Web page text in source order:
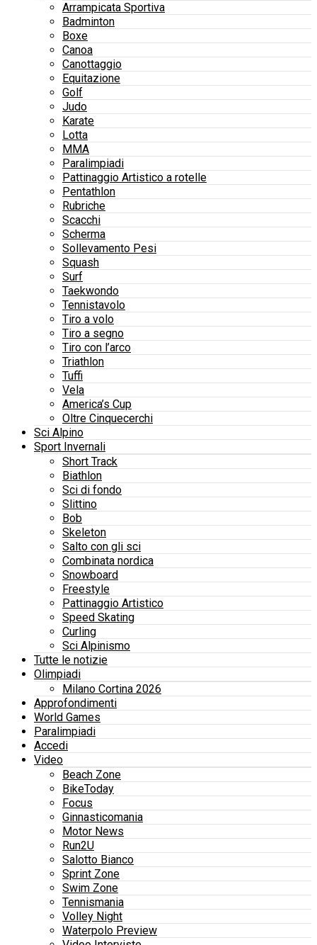
Arrampicata Sportiva
Badminton
Boxe
Canoa
Canottaggio
Equitazione
Golf
Judo
Karate
Lotta
MMA
Paralimpiadi
Pattinaggio Artistico a rotelle
Pentathlon
Rubriche
Scacchi
Scherma
Sollevamento Pesi
Squash
Surf
Taekwondo
Tennistavolo
Tiro a volo
Tiro a segno
Tiro con l’arco
Triathlon
Tuffi
Vela
America’s Cup
Oltre Cinquecerchi
Sci Alpino
Sport Invernali
Short Track
Biathlon
Sci di fondo
Slittino
Bob
Skeleton
Salto con gli sci
Combinata nordica
Snowboard
Freestyle
Pattinaggio Artistico
Speed Skating
Curling
Sci Alpinismo
Tutte le notizie
Olimpiadi
Milano Cortina 2026
Approfondimenti
World Games
Paralimpiadi
Accedi
Video
Beach Zone
BikeToday
Focus
Ginnasticomania
Motor News
Run2U
Salotto Bianco
Sprint Zone
Swim Zone
Tennismania
Volley Night
Waterpolo Preview